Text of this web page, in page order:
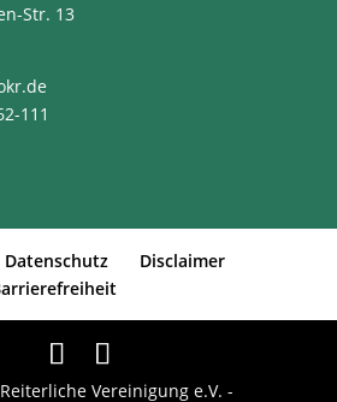
Str. 13
111
Datenschutz
Disclaimer
Vereinigung e.V. -